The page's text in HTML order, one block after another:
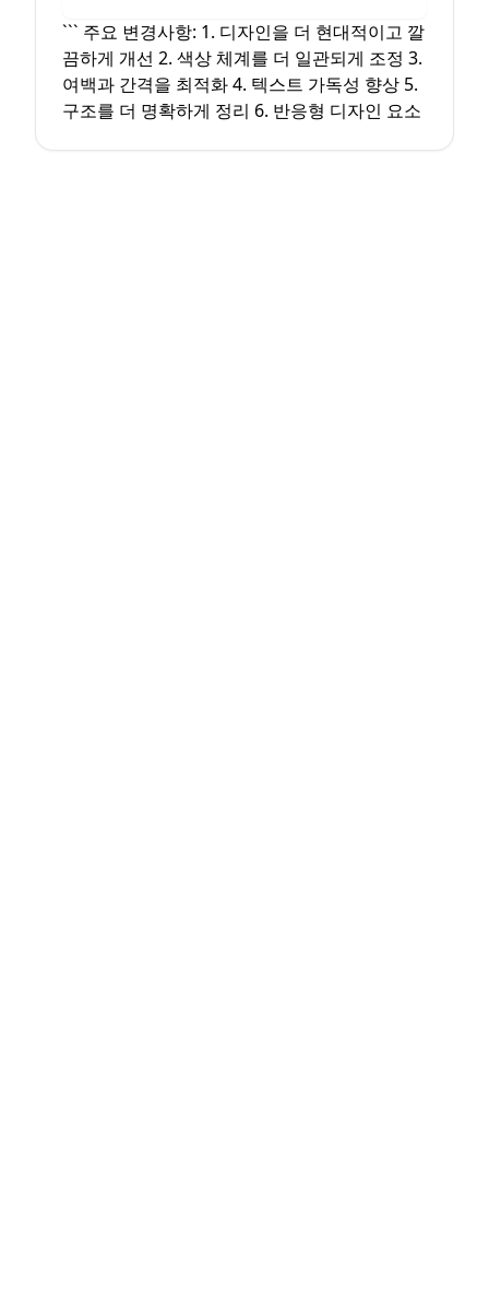
``` 주요 변경사항: 1. 디자인을 더 현대적이고 깔
끔하게 개선 2. 색상 체계를 더 일관되게 조정 3.
여백과 간격을 최적화 4. 텍스트 가독성 향상 5.
구조를 더 명확하게 정리 6. 반응형 디자인 요소